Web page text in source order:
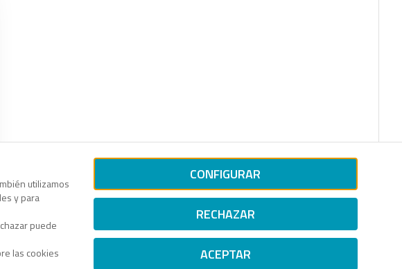
utilizamos
y para
puede
las cookies
CONFIGURAR
RECHAZAR
ACEPTAR